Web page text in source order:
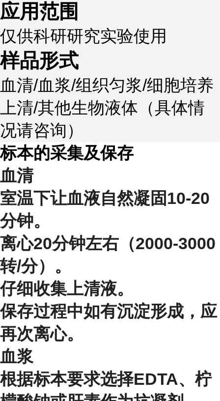
应用范围
仅供科研研究实验使用
样品形式
血清/血浆/组织匀浆/细胞培养
上清/其他生物液体（具体情
况请咨询）
标本的采集及保存
血清
室温下让血液自然凝固10-20
分钟。
离心20分钟左右（2000-3000
转/分）。
仔细收集上清液。
保存过程中如有沉淀形成，应
再次离心。
血浆
根据标本要求选择EDTA、柠